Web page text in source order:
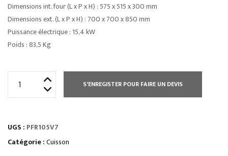
Dimensions int. four (L x P x H) : 575 x 515 x 300 mm
Dimensions ext. (L x P x H) : 700 x 700 x 850 mm
Puissance électrique : 15,4 kW
Poids : 83,5 Kg
PLAQUES
RONDES
S'ENREGISTER POUR FAIRE UN DEVIS
UGS : PFR105V7
Catégorie :Cuisson